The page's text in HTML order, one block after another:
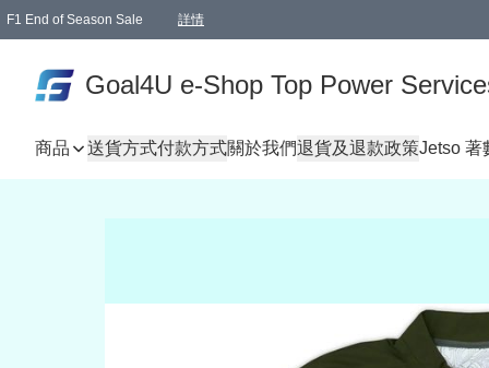
F1 End of Season Sale 詳情
Goal4U e-Shop Top Power
商品 送貨方式付款方式關於我們退貨及退款政策Jetso 著